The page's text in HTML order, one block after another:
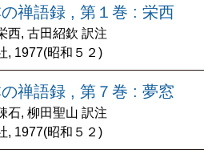
の禅語録 , 第１巻 : 栄西
西, 古田紹欽 訳注
, 1977(昭和５２)
の禅語録 , 第７巻 : 夢窓
石, 柳田聖山 訳注
, 1977(昭和５２)